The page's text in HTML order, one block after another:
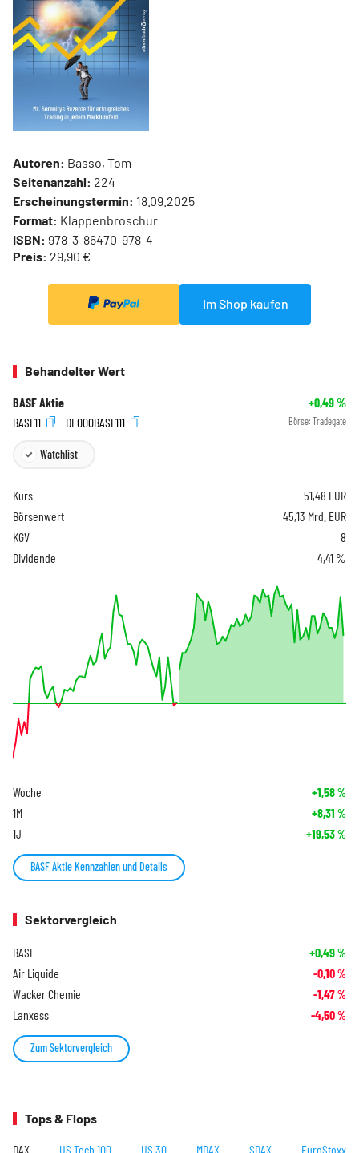
Autoren: Basso, Tom
Seitenanzahl: 224
Erscheinungstermin: 18.09.2025
Format: Klappenbroschur
ISBN: 978-3-86470-978-4
Preis: 29,90 €
Im Shop kaufen
Behandelter Wert
BASF Aktie +0,49%
BASF11
DE000BASF111 Börse: Tradegate
Watchlist
Kurs 51,48 EUR
Börsenwert
45,13 Mrd. EUR
KGV
8
Dividende
4,41 %
Woche +1,58%
1M +8,31 %
1J +19,53%
BASF Aktie Kennzahlen und Details
Sektorvergleich
BASF +0,49%
Air Liquide -0,10%
Wacker Chemie -1,47%
Lanxess -4,50%
Zum Sektorvergleich
Tops & Flops
DAX US Tech 100 US 30 MDAX SDAX EuroStoxx